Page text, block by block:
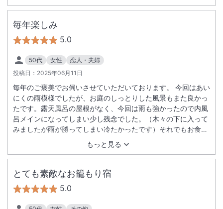
毎年楽しみ
5.0
50代 女性
恋人・夫婦
投稿日： 2025年06月11日
もっと見る
毎年のご褒美でお伺いさせていただいております。 今回はあい
にくの雨模様でしたが、お庭のしっとりした風景もまた良かっ
たです。露天風呂の屋根がなく、今回は雨も強かったので内風
呂メインになってしまい少し残念でした。（木々の下に入って
みましたが雨が勝ってしまい冷たかったです）それでもお食
事、温泉もいつも癒されまた来年もうかがわせていただきたい
です。ありがとうございました。
とても素敵なお籠もり宿
5.0